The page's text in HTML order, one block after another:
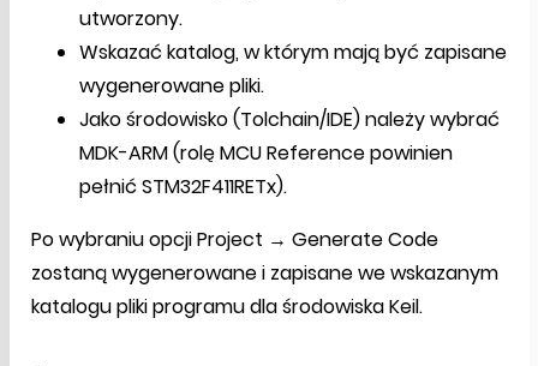
utworzony.
Wskazać katalog, w którym mają być zapisane
wygenerowane pliki.
Jako środowisko (Tolchain/IDE) należy wybrać
MDK-ARM (rolę MCU Reference powinien
pełnić STM32F411RETx).
Po wybraniu opcji Project → Generate Code
zostaną wygenerowane i zapisane we wskazanym
katalogu pliki programu dla środowiska Keil.